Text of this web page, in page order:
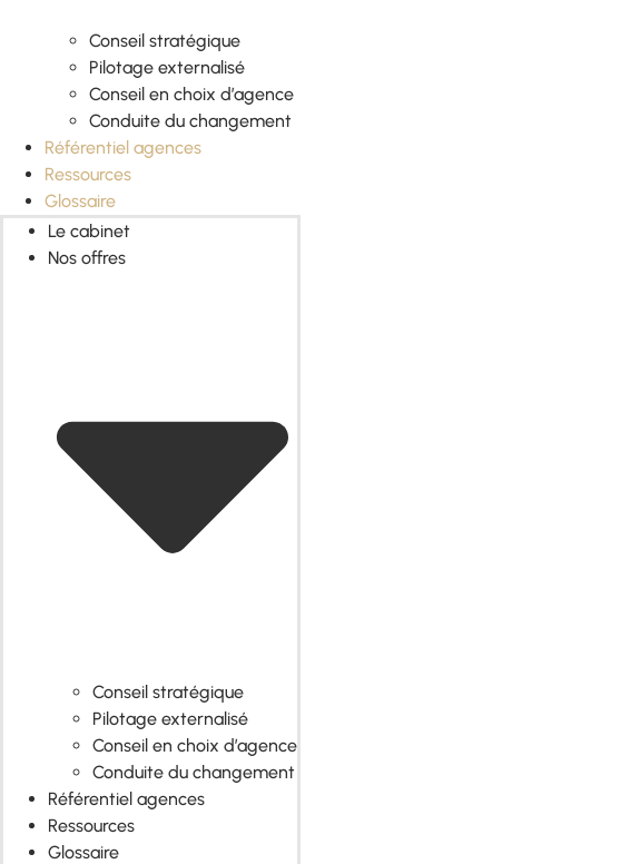
Conseil stratégique
Pilotage externalisé
Conseil en choix d’agence
Conduite du changement
Référentiel agences
Ressources
Glossaire
Le cabinet
Nos offres
Conseil stratégique
Pilotage externalisé
Conseil en choix d’agence
Conduite du changement
Référentiel agences
Ressources
Glossaire